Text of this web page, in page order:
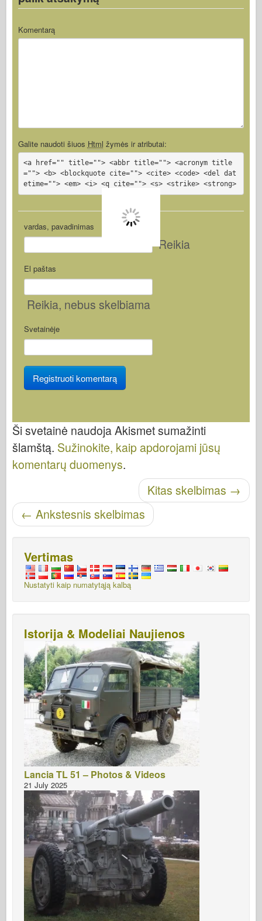
Komentarą
Galite naudoti šiuos Html žymės ir atributai:
<a href="" title=""> <abbr title=""> <acronym title
=""> <b> <blockquote cite=""> <cite> <code> <del dat
etime=""> <em> <i> <q cite=""> <s> <strike> <strong>
vardas, pavadinimas
Reikia
El paštas
Reikia, nebus skelbiama
Svetainėje
Ši svetainė naudoja Akismet sumažinti
šlamštą. Sužinokite, kaip apdorojami jūsų
komentarų duomenys.
Kitas skelbimas →
← Ankstesnis skelbimas
Vertimas
Nustatyti kaip numatytąją kalbą
Istorija & Modeliai Naujienos
Lancia TL 51 – Photos & Videos
21 July 2025